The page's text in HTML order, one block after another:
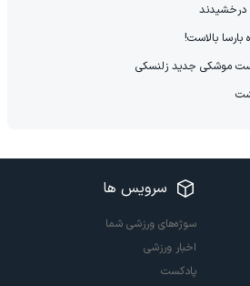
درخشیدند
بارسا بالاست!
موشکی جدید زلنسکی
سرویس ها
سوژه‌های ورزشی شما
اخبار ورزشی
پادکست